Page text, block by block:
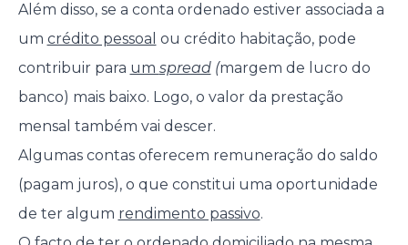
Além disso, se a conta ordenado estiver associada a
um crédito pessoal ou crédito habitação, pode
contribuir para um spread(margem de lucro do
banco) mais baixo. Logo, o valor da prestação
mensal também vai descer.
Algumas contas oferecem remuneração do saldo
(pagam juros), o que constitui uma oportunidade
de ter algum rendimento passivo.